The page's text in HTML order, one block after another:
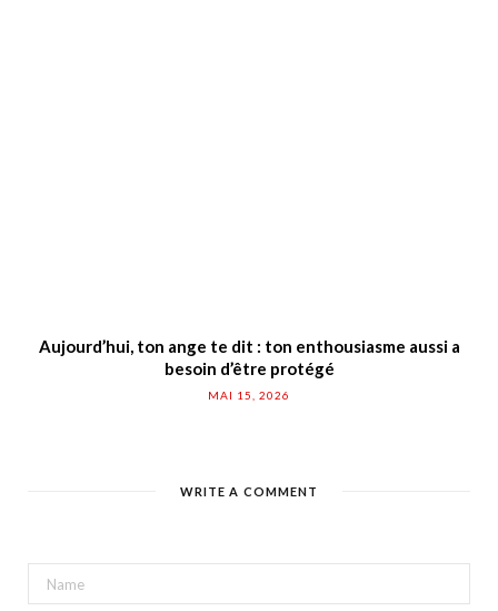
Aujourd’hui, ton ange te dit : ton enthousiasme aussi a
besoin d’être protégé
MAI 15, 2026
WRITE A COMMENT